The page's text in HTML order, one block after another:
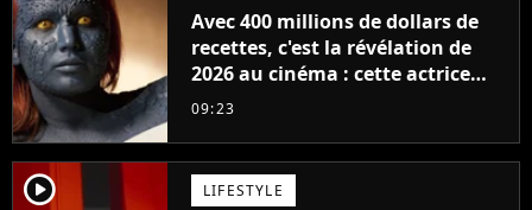
Avec 400 millions de dollars de
recettes, c'est la révélation de
2026 au cinéma : cette actrice
adorée prête à remplacer
09:23
player2 LIFESTYLE